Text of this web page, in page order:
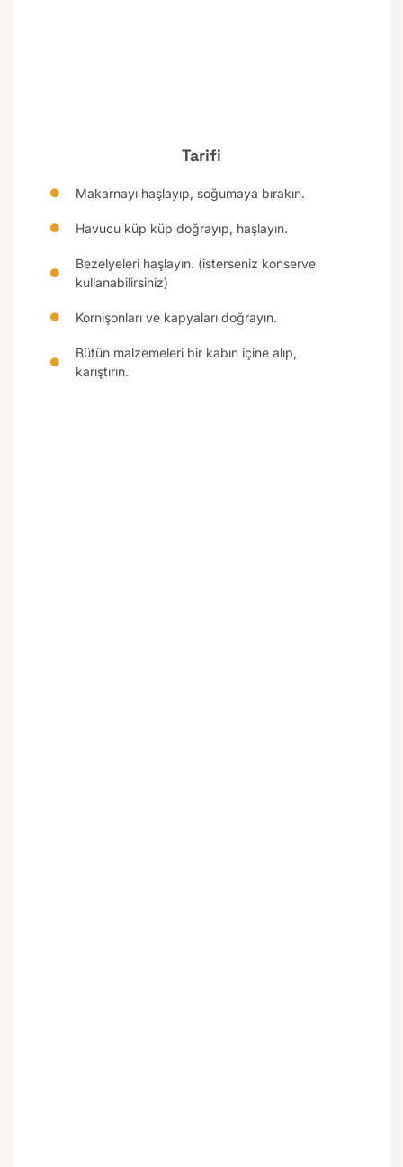
Tarifi
Makarnayı haşlayıp, soğumaya bırakın.
Havucu küp küp doğrayıp, haşlayın.
Bezelyeleri haşlayın. (isterseniz konserve
kullanabilirsiniz)
Kornişonları ve kapyaları doğrayın.
Bütün malzemeleri bir kabın içine alıp,
karıştırın.